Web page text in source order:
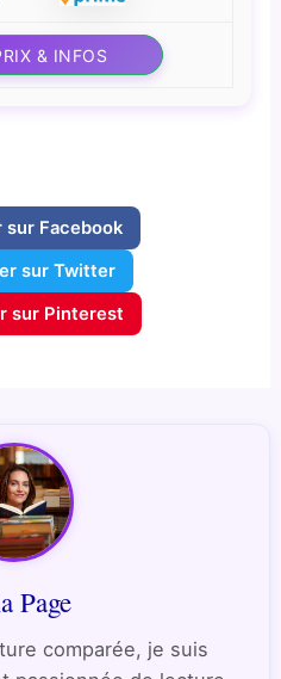
& INFOS
sur Facebook
sur Twitter
sur Pinterest
Page
comparée, je suis